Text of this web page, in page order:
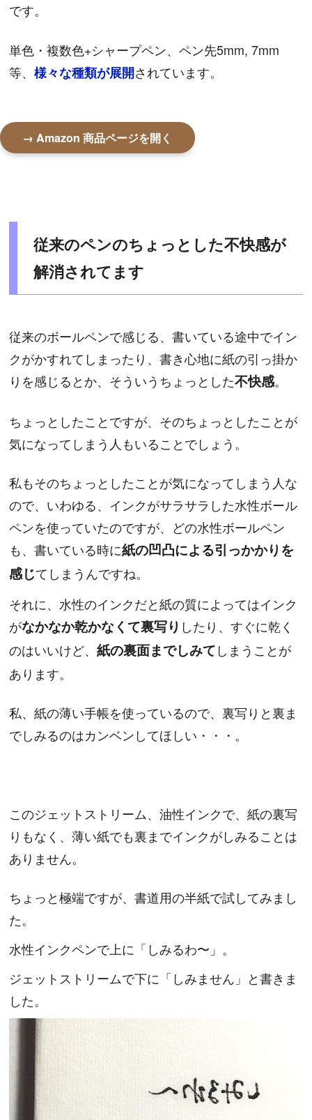
です。
単色・複数色+シャープペン、ペン先5mm, 7mm
等、様々な種類が展開されています。
→ Amazon 商品ページを開く
従来のペンのちょっとした不快感が
解消されてます
従来のボールペンで感じる、書いている途中でイン
クがかすれてしまったり、書き心地に紙の引っ掛か
りを感じるとか、そういうちょっとした不快感。
ちょっとしたことですが、そのちょっとしたことが
気になってしまう人もいることでしょう。
私もそのちょっとしたことが気になってしまう人な
ので、いわゆる、インクがサラサラした水性ボール
ペンを使っていたのですが、どの水性ボールペン
も、書いている時に紙の凹凸による引っかかりを
感じてしまうんですね。
それに、水性のインクだと紙の質によってはインク
がなかなか乾かなくて裏写り したり、すぐに乾く
のはいいけど、紙の裏面までしみてしまうことが
あります。
私、紙の薄い手帳を使っているので、裏写りと裏ま
でしみるのはカンベンしてほしい・・・。
このジェットストリーム、油性インクで、紙の裏写
りもなく、薄い紙でも裏までインクがしみることは
ありません。
ちょっと極端ですが、書道用の半紙で試してみまし
た。
水性インクペンで上に「しみるわ〜」。
ジェットストリームで下に「しみません」と書きま
した。